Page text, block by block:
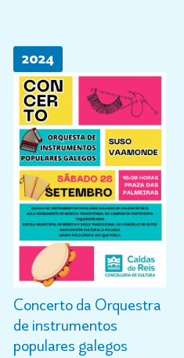
2024
Concerto da Orquestra
de instrumentos
populares galegos